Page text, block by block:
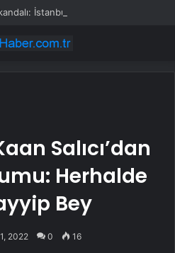
Salıcı’dan
Herhalde
Bey
2022 0 16